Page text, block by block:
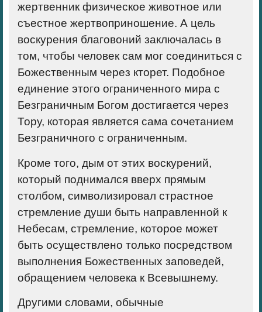
жертвенник физическое животное или
съестное жертвоприношение. А цель
воскурения благовоний заключалась в
том, чтобы человек сам мог соединиться с
Божественным через кторет. Подобное
единение этого ограниченного мира с
Безграничным Богом достигается через
Тору, которая является сама сочетанием
Безграничного с ограниченным.
Кроме того, дым от этих воскурений,
который поднимался вверх прямым
столбом, символизировал страстное
стремление души быть направленной к
Небесам, стремление, которое может
быть осуществлено только посредством
выполнения Божественных заповедей,
обращением человека к Всевышнему.
Другими словами, обычные